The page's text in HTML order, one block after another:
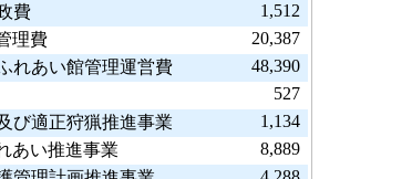
費
1,512
理費
20,387
れあい館管理運営費
48,390
527
び適正狩猟推進事業
1,134
あい推進事業
8,889